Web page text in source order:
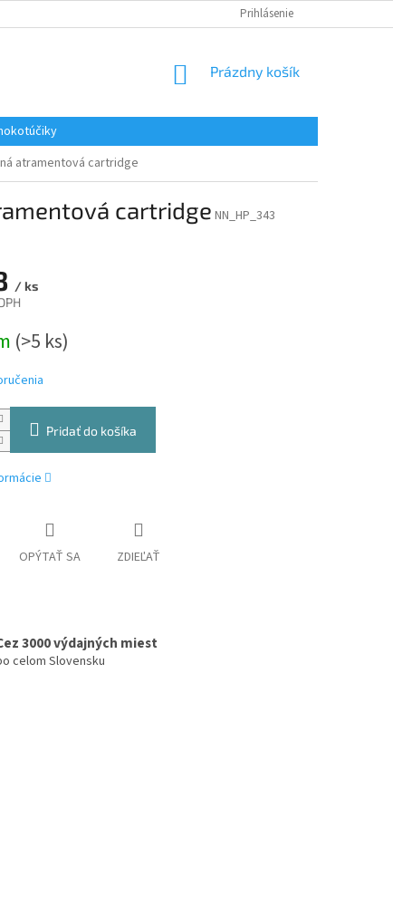
ÚDAJOV KONTAKTY
Prihlásenie
NÁKUPNÝ
Prázdny košík
atramentová cartridge
cartridge NN_HP_343
/ ks
(>5 ks)
Pridať do košíka
OPÝTAŤ SA ZDIEĽAŤ
3000 výdajných miest
celom Slovensku